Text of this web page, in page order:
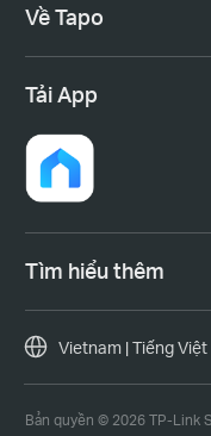
Về Tapo
Tải App
Tìm hiểu thêm
Bản quyền © 2026 TP-Link
Vietnam | Tiếng Việt